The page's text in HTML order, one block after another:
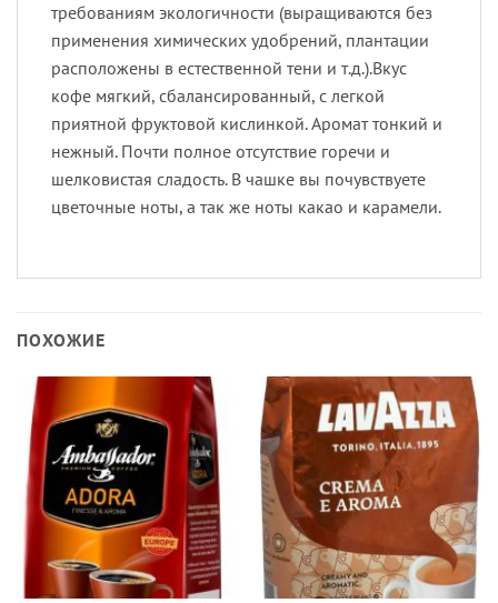
требованиям экологичности (выращиваются без
применения химических удобрений, плантации
расположены в естественной тени и т.д.).Вкус
кофе мягкий, сбалансированный, с легкой
приятной фруктовой кислинкой. Аромат тонкий и
нежный. Почти полное отсутствие горечи и
шелковистая сладость. В чашке вы почувствуете
цветочные ноты, а так же ноты какао и карамели.
ПОХОЖИЕ